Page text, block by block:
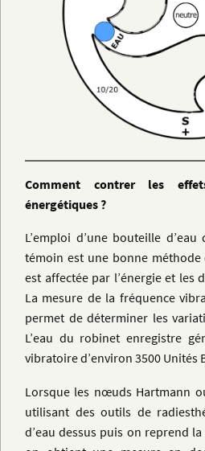
Comment contrer les
énergétiques ?
L’emploi d’une bouteille
témoin est une bonne méthode
est affectée par l’énergie et les
La mesure de la fréquence
permet de déterminer les
L’eau du robinet enregistre
vibratoire d’environ 3500 Unités
Lorsque les nœuds Hartmann
utilisant des outils de
d’eau dessus puis on reprend